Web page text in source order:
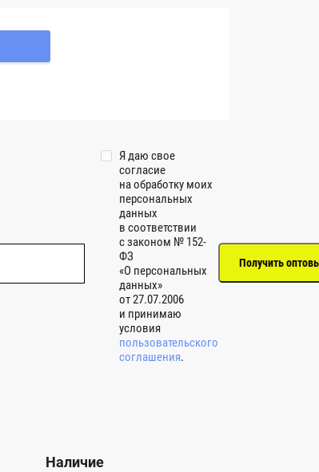
Я даю свое
согласие
на обработку моих
персональных
данных
в соответствии
с законом № 152-
ФЗ
«О персональных
данных»
от 27.07.2006
и принимаю
условия
пользовательского
соглашения.
Наличие